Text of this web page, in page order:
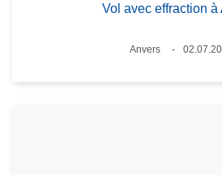
Vol avec effraction à
Lieux
Anvers